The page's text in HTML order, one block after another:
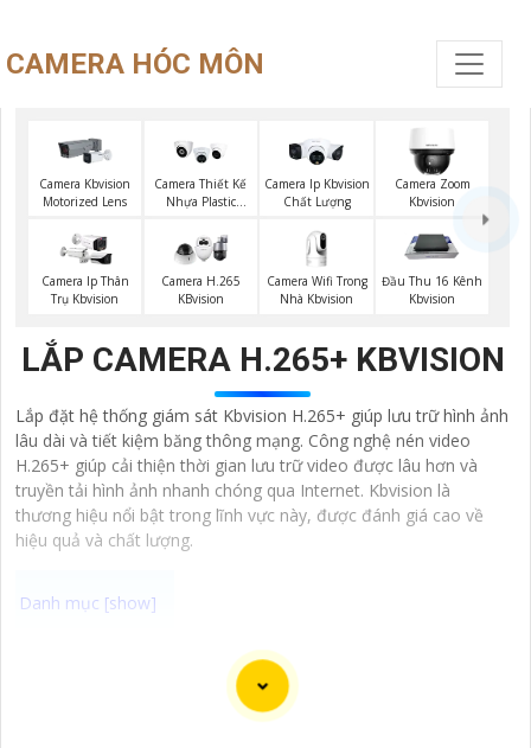
CAMERA HÓC MÔN
Camera Kbvision
Motorized Lens
Camera Thiết Kế
Nhựa Plastic
Camera Ip Kbvision
Chất Lượng
Camera Zoom
Kbvision
Camera Ip Thân
Trụ Kbvision
Camera H.265
KBvision
Camera Wifi Trong
Nhà Kbvision
Đầu Thu 16 Kênh
Kbvision
LẮP CAMERA H.265+ KBVISION
Lắp đặt hệ thống giám sát Kbvision H.265+ giúp lưu trữ hình ảnh
lâu dài và tiết kiệm băng thông mạng. Công nghệ nén video
H.265+ giúp cải thiện thời gian lưu trữ video được lâu hơn và
truyền tải hình ảnh nhanh chóng qua Internet. Kbvision là
thương hiệu nổi bật trong lĩnh vực này, được đánh giá cao về
hiệu quả và chất lượng.
Camera Wifi 360 Ngoài Trời là một option vô cùng tốt
giúp đảm an ninh cho không gian của bạn một cách
hiệu quả, đặc biệt là các khu vực ngoài trời. Camera với